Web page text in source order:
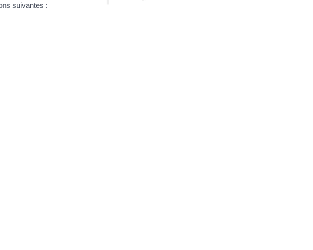
suivantes :